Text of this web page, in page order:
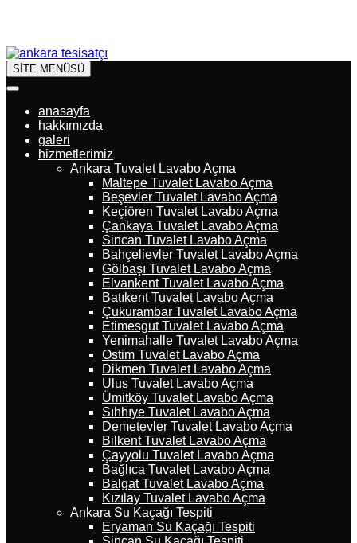
SİTE MENÜSÜ
anasayfa
hakkımızda
galeri
hizmetlerimiz
Ankara Tuvalet Lavabo Açma
Maltepe Tuvalet Lavabo Açma
Beşevler Tuvalet Lavabo Açma
Keçiören Tuvalet Lavabo Açma
Çankaya Tuvalet Lavabo Açma
Sincan Tuvalet Lavabo Açma
Bahçelievler Tuvalet Lavabo Açma
Gölbaşı Tuvalet Lavabo Açma
Elvankent Tuvalet Lavabo Açma
Batıkent Tuvalet Lavabo Açma
Çukurambar Tuvalet Lavabo Açma
Etimesgut Tuvalet Lavabo Açma
Yenimahalle Tuvalet Lavabo Açma
Ostim Tuvalet Lavabo Açma
Dikmen Tuvalet Lavabo Açma
Ulus Tuvalet Lavabo Açma
Ümitköy Tuvalet Lavabo Açma
Sıhhıye Tuvalet Lavabo Açma
Demetevler Tuvalet Lavabo Açma
Bilkent Tuvalet Lavabo Açma
Çayyolu Tuvalet Lavabo Açma
Bağlıca Tuvalet Lavabo Açma
Balgat Tuvalet Lavabo Açma
Kızılay Tuvalet Lavabo Açma
Ankara Su Kaçağı Tespiti
Eryaman Su Kaçağı Tespiti